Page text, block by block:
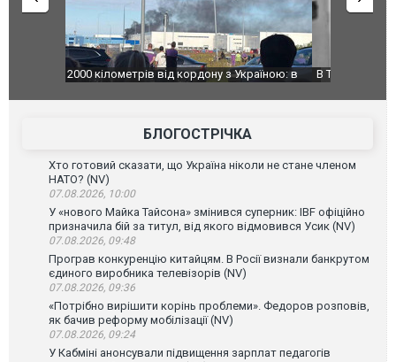
В Таїланді футболіст загинув від удару
постраждали. ВІДЕО
БЛОГОСТРІЧКА
Хто готовий сказати, що Україна ніколи не стане членом
НАТО? (NV)
07.08.2026, 10:00
У «нового Майка Тайсона» змінився суперник: IBF офіційно
призначила бій за титул, від якого відмовився Усик (NV)
07.08.2026, 09:48
Програв конкуренцію китайцям. В Росії визнали банкрутом
єдиного виробника телевізорів (NV)
07.08.2026, 09:36
«Потрібно вирішити корінь проблеми». Федоров розповів,
як бачив реформу мобілізації (NV)
07.08.2026, 09:24
У Кабміні анонсували підвищення зарплат педагогів